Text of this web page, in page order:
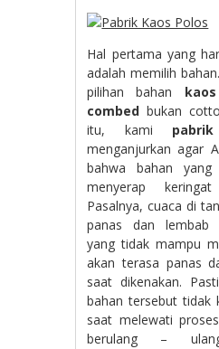
Hal pertama yang
adalah memilih
pilihan bahan
combed bukan
itu, kami
menganjurkan agar
bahwa bahan
menyerap
Pasalnya, cuaca di
panas dan lembab
yang tidak mampu
akan terasa panas
saat dikenakan.
bahan tersebut tidak
saat melewati
berulang –